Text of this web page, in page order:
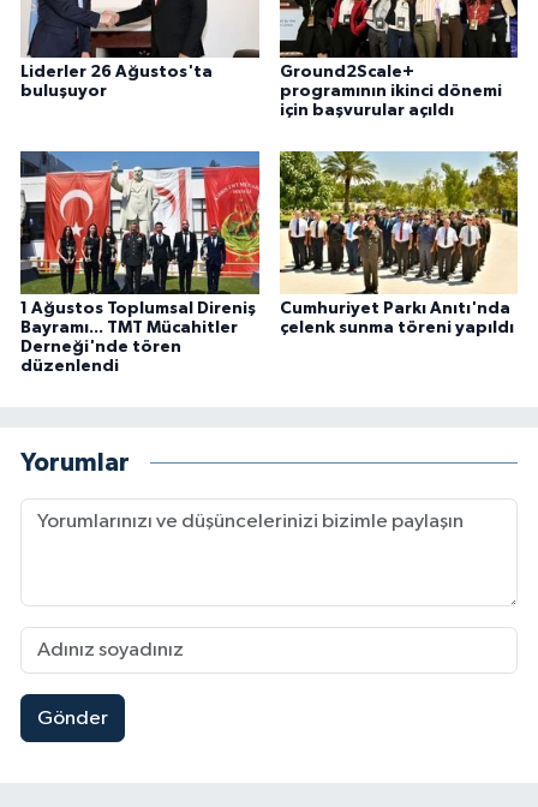
Liderler 26 Ağustos'ta
buluşuyor
Ground2Scale+
programının ikinci dönemi
için başvurular açıldı
1 Ağustos Toplumsal Direniş
Bayramı... TMT Mücahitler
Derneği'nde tören
düzenlendi
Cumhuriyet Parkı Anıtı'nda
çelenk sunma töreni yapıldı
Yorumlar
Gönder